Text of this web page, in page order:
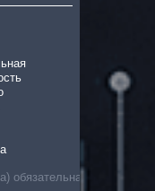
обязательна